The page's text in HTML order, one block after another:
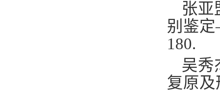
张亚
别鉴定
180.
吴秀
复原